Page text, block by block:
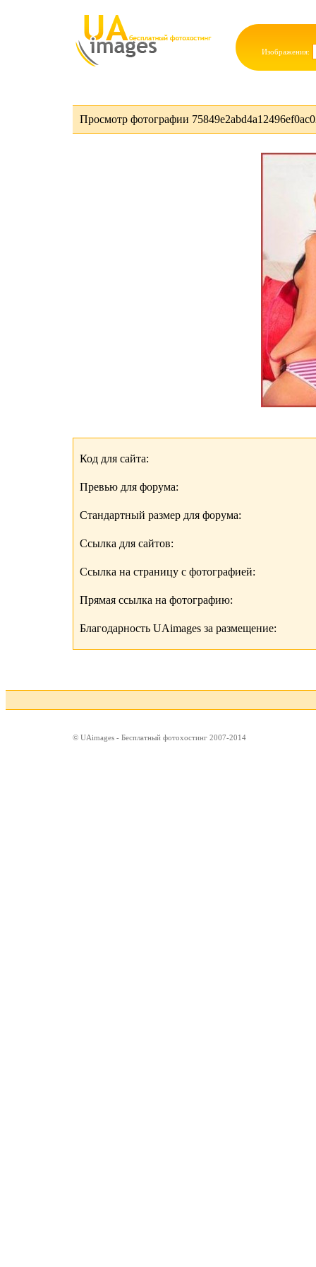
Изображения:
Просмотр фотографии
Код для сайта:
Превью для форума:
Стандартный размер для форума:
Ссылка для сайтов:
Ссылка на страницу с фотографией:
Прямая ссылка на фотографию:
Благодарность UAimages за размещение:
© UAimages - Бесплатный фотохостинг 2007-2014